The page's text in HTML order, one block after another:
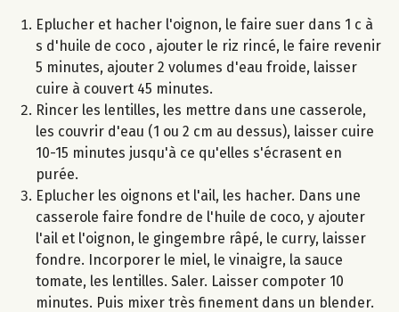
Eplucher et hacher l'oignon, le faire suer dans 1 c à
s d'huile de coco , ajouter le riz rincé, le faire revenir
5 minutes, ajouter 2 volumes d'eau froide, laisser
cuire à couvert 45 minutes.
Rincer les lentilles, les mettre dans une casserole,
les couvrir d'eau (1 ou 2 cm au dessus), laisser cuire
10-15 minutes jusqu'à ce qu'elles s'écrasent en
purée.
Eplucher les oignons et l'ail, les hacher. Dans une
casserole faire fondre de l'huile de coco, y ajouter
l'ail et l'oignon, le gingembre râpé, le curry, laisser
fondre. Incorporer le miel, le vinaigre, la sauce
tomate, les lentilles. Saler. Laisser compoter 10
minutes. Puis mixer très finement dans un blender.